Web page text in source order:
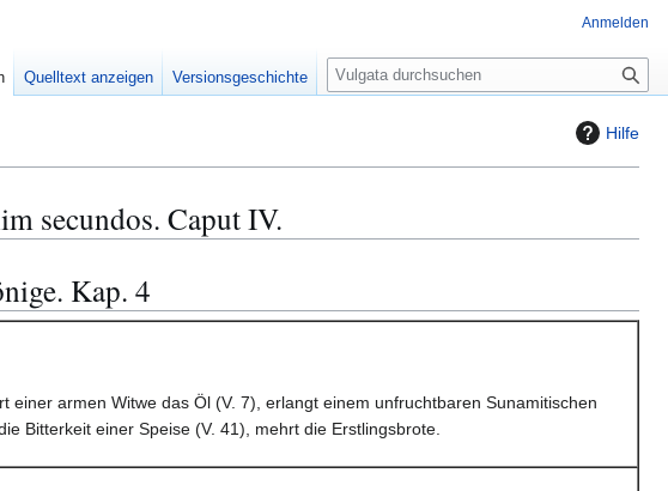
Hilfe
secundos. Caput IV.
Kap. 4
armen Witwe das Öl (V. 7), erlangt einem unfruchtbaren Sunamitischen
Bitterkeit einer Speise (V. 41), mehrt die Erstlingsbrote.
Anmelden
Quelltext anzeigen Versionsgeschichte
S
u
e